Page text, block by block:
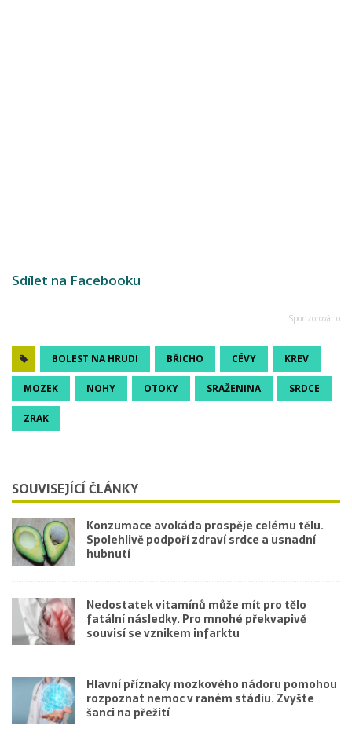
Sdílet na Facebooku
BOLEST NA HRUDI BŘICHO CÉVY KREV
MOZEK NOHY OTOKY SRAŽENINA SRDCE
ZRAK
SOUVISEJÍCÍ ČLÁNKY
Konzumace avokáda prospěje celému tělu.
Spolehlivě podpoří zdraví srdce a usnadní
hubnutí
Nedostatek vitamínů může mít pro tělo
fatální následky. Pro mnohé překvapivě
souvisí se vznikem infarktu
Hlavní příznaky mozkového nádoru pomohou
rozpoznat nemoc v raném stádiu. Zvyšte
šanci na přežití